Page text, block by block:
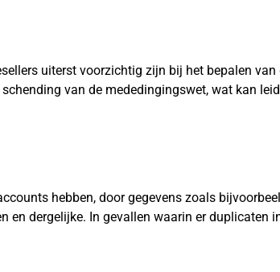
uiterst voorzichtig zijn bij het bepalen
van de mededingingswet, wat kan
hebben, door gegevens zoals
en dergelijke. In gevallen waarin er duplicaten